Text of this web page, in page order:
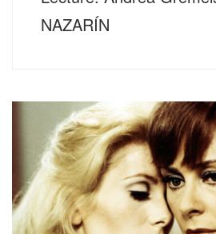
NAZARÍN
Donnerstag, 26. Januar 2023, 20 Uhr